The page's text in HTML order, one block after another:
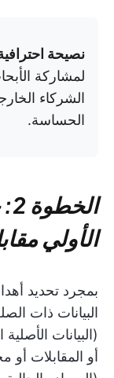
نصيحة
لمشاركة
الشركاء
الحساسة.
الأولي
بمجرد تحديد
البيانات ذات
(البيانات
أو المقابلات أو